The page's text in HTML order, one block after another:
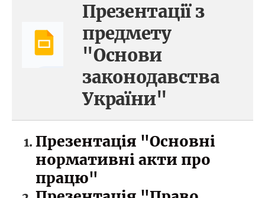
Презентації з
предмету
"Основи
законодавства
України"
Презентація "Основні
нормативні акти про
працю"